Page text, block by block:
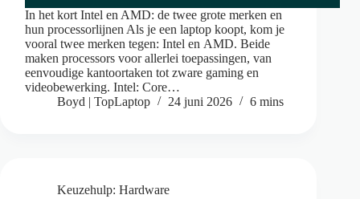
In het kort Intel en AMD: de twee grote merken en
hun processorlijnen Als je een laptop koopt, kom je
vooral twee merken tegen: Intel en AMD. Beide
maken processors voor allerlei toepassingen, van
eenvoudige kantoortaken tot zware gaming en
videobewerking. Intel: Core…
Boyd | TopLaptop
24 juni 2026 6 mins
Keuzehulp: Hardware